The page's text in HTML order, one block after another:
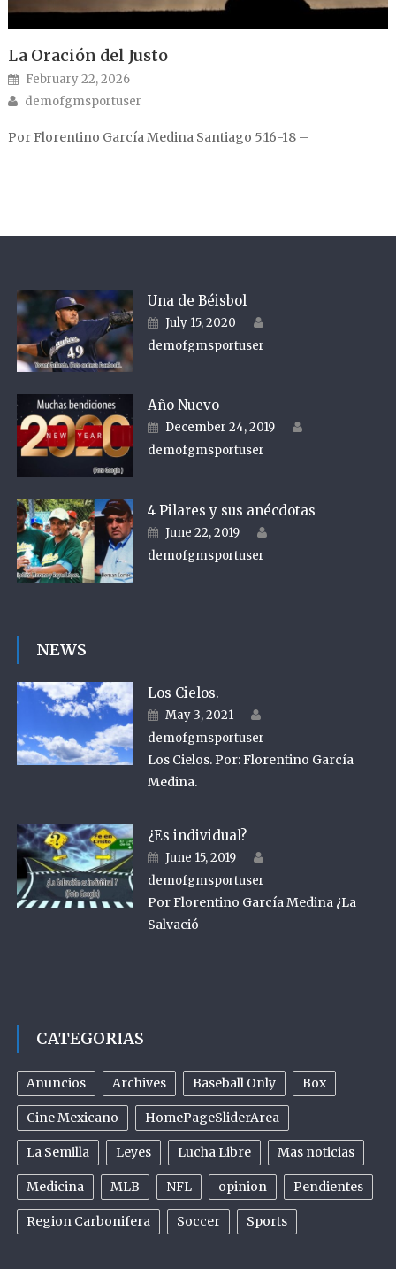
La Oración del Justo
Posted on
February 22, 2026
Author
demofgmsportuser
Por Florentino García Medina Santiago 5:16-18 –
Una de Béisbol
Posted on
July 15, 2020
demofgmsportuser
Año Nuevo
Posted on
December 24, 2019
demofgmsportuser
4 Pilares y sus anécdotas
Posted on
June 22, 2019
demofgmsportuser
NEWS
Los Cielos.
Posted on
May 3, 2021
demofgmsportuser
Los Cielos. Por: Florentino García
Medina.
¿Es individual?
Posted on
June 15, 2019
demofgmsportuser
Por Florentino García Medina ¿La
Salvació
CATEGORIAS
Anuncios Archives Baseball Only Box
Cine Mexicano HomePageSliderArea
La Semilla Leyes Lucha Libre Mas noticias
Medicina MLB NFL opinion Pendientes
Region Carbonifera Soccer Sports